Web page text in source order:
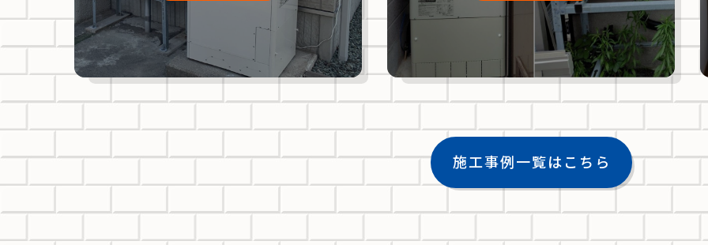
施工事例一覧はこちら